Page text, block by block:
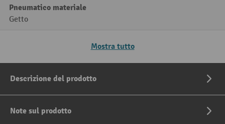
Pneumatico materiale
Getto
Mostra tutto
Descrizione del prodotto
Note sul prodotto